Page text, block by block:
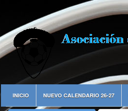
INICIO NUEVO CALENDARIO 26-27